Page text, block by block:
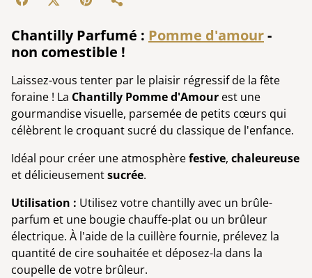
Chantilly Parfumé : Pomme d'amour-
non comestible !
Laissez-vous tenter par le plaisir régressif de la fête
foraine ! La Chantilly Pomme d'Amour est une
gourmandise visuelle, parsemée de petits cœurs qui
célèbrent le croquant sucré du classique de l'enfance.
Idéal pour créer une atmosphèrefestive, chaleureuse
et délicieusementsucrée.
Utilisation : Utilisez votre chantilly avec un brûle-
parfum et une bougie chauffe-plat ou un brûleur
électrique. À l'aide de la cuillère fournie, prélevez la
quantité de cire souhaitée et déposez-la dans la
coupelle de votre brûleur.